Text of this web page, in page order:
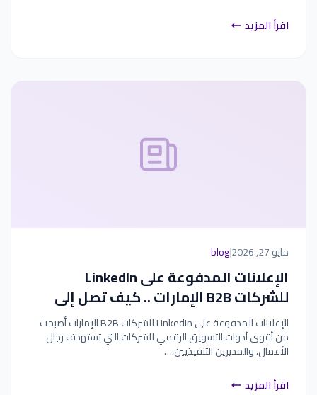
اقرأ المزيد
مايو 27, 2026 |
blog
الإعلانات المدفوعة على LinkedIn
للشركات B2B الإمارات .. كيف تصل إلى
الجمهور المستهدف؟ الإعلانات المدفوعة على LinkedIn للشركات B2B الإمارات أصبحت
من أقوى أدوات التسويق الرقمي للشركات التي تستهدف رجال
الأعمال، والمديرين التنفيذيين،…
اقرأ المزيد